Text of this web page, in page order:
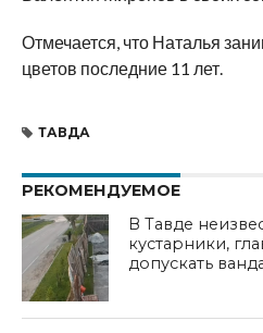
Отмечается, что Наталья
цветов последние 11 лет.
ТАВДА
РЕКОМЕНДУЕМОЕ
В Тавде
кустарники,
допускать